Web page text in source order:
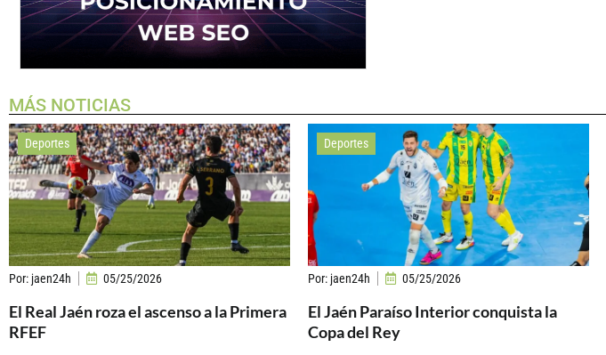
MÁS NOTICIAS
Deportes
Por: jaen24h 05/25/2026
El Real Jaén roza el ascenso a la Primera
RFEF
Deportes
Por: jaen24h 05/25/2026
El Jaén Paraíso Interior conquista la
Copa del Rey